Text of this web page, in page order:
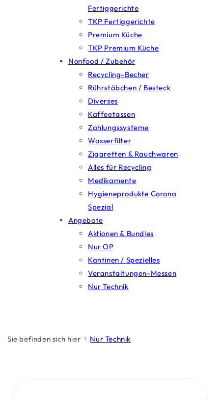
Fertiggerichte
TKP Fertiggerichte
Premium Küche
TKP Premium Küche
Nonfood / Zubehör
Recycling-Becher
Rührstäbchen / Besteck
Diverses
Kaffeetassen
Zahlungssysteme
Wasserfilter
Zigaretten & Rauchwaren
Alles für Recycling
Medikamente
Hygieneprodukte Corona
Spezial
Angebote
Aktionen & Bundles
Nur OP
Kantinen / Spezielles
Veranstaltungen-Messen
Nur Technik
Sie befinden sich hier Nur Technik